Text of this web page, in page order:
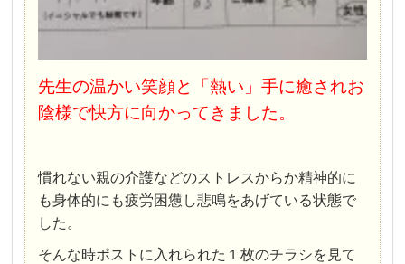
先生の温かい笑顔と「熱い」手に癒されお
陰様で快方に向かってきました。
慣れない親の介護などのストレスからか精神的に
も身体的にも疲労困憊し悲鳴をあげている状態で
した。
そんな時ポストに入れられた１枚のチラシを見て